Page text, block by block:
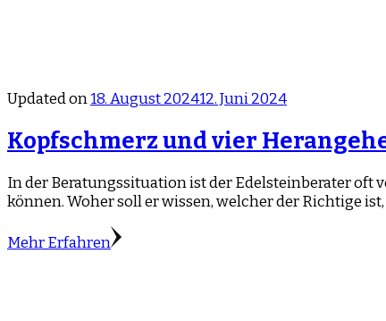
Updated on18. August 202412. Juni 2024
Kopfschmerz und vier
In der Beratungssituation ist der Edelsteinberater oft
können. Woher soll er wissen, welcher der Richtige
Mehr Erfahren